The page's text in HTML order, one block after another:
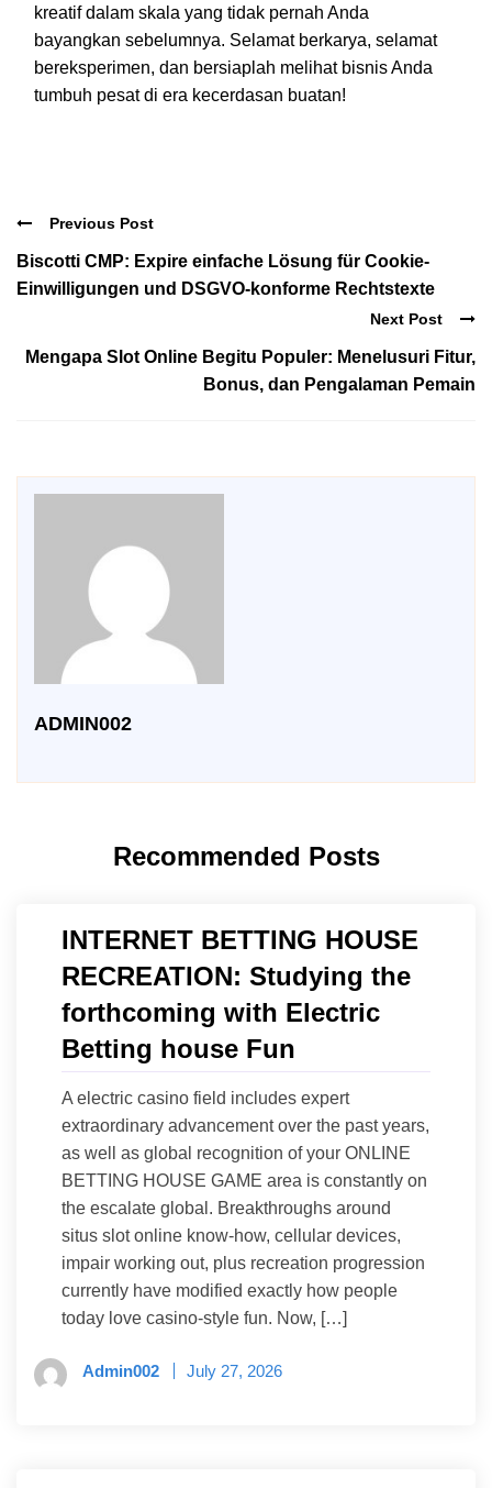
kreatif dalam skala yang tidak pernah Anda
bayangkan sebelumnya. Selamat berkarya, selamat
bereksperimen, dan bersiaplah melihat bisnis Anda
tumbuh pesat di era kecerdasan buatan!
Previous Post
Biscotti CMP: Expire einfache Lösung für Cookie-
Einwilligungen und DSGVO-konforme Rechtstexte
Next Post
Mengapa Slot Online Begitu Populer: Menelusuri Fitur,
Bonus, dan Pengalaman Pemain
ADMIN002
Recommended Posts
INTERNET BETTING HOUSE
RECREATION: Studying the
forthcoming with Electric
Betting house Fun
A electric casino field includes expert
extraordinary advancement over the past years,
as well as global recognition of your ONLINE
BETTING HOUSE GAME area is constantly on
the escalate global. Breakthroughs around
situs slot online know-how, cellular devices,
impair working out, plus recreation progression
currently have modified exactly how people
today love casino-style fun. Now, […]
Admin002 July 27, 2026